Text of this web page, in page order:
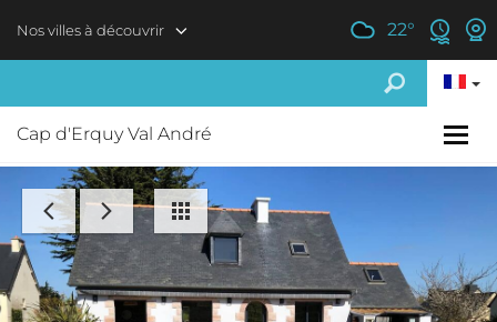
Nos villes à découvrir 22°
Cap d'Erquy Val André